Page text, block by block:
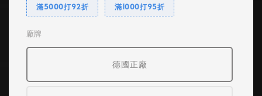
滿5000打92折 滿1000打95折
廠牌
德國正廠